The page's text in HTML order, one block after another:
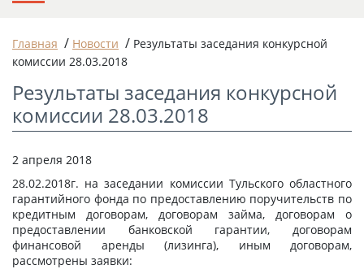
О НАС
НОВОСТИ
СТАТЬИ
КАЛЬКУЛЯТОР
ДОКУМЕНТЫ
КОНТАКТЫ
Главная / Новости / Результаты заседания конкурсной
комиссии 28.03.2018
Результаты заседания конкурсной
комиссии 28.03.2018
2 апреля 2018
28.02.2018г. на заседании комиссии Тульского областного
гарантийного фонда по предоставлению поручительств по
кредитным договорам, договорам займа, договорам о
предоставлении банковской гарантии, договорам
финансовой аренды (лизинга), иным договорам,
рассмотрены заявки: